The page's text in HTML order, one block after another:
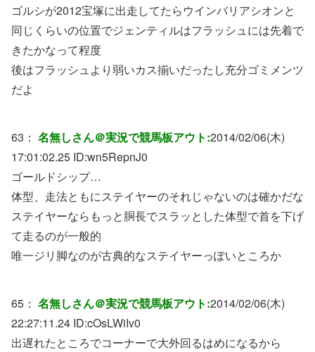
ゴルシが2012宝塚に出走してたらウインバリアシオンと
同じくらいの位置でジェンティルはフラッシュには先着で
きたかなって程度
後はフラッシュより弱いカス揃いだったし充分ゴミメンツ
だよ
63： 名無しさん＠実況で競馬板アウト:2014/02/06(木)
17:01:02.25 ID:wn5RepnJ0
ゴールドシップ…
体型、走法ともにステイヤーのそれじゃないのは確かだな
ステイヤーならもっと胴長でスラッとした体型で首を下げ
て走るのが一般的
唯一ジリ脚なのが古典的なステイヤーっぽいところか
65： 名無しさん＠実況で競馬板アウト:2014/02/06(木)
22:27:11.24 ID:cOsLWiIv0
出遅れたところでコーナーで大外回るはめになるから